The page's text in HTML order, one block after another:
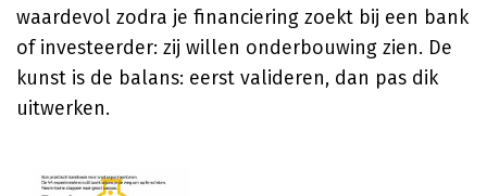
waardevol zodra je financiering zoekt bij een bank
of investeerder: zij willen onderbouwing zien. De
kunst is de balans: eerst valideren, dan pas dik
uitwerken.